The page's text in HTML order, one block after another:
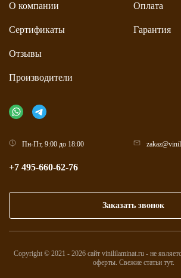
О компании
Сертификаты
Отзывы
Производители
Оплата
Гарантия
Пн-Пт, 9:00 до 18:00
+7 495-660-62-76
Заказать звонок
Copyright © 2021 - 2026 сайт vinililaminat.ru - не
оферты. Свежие статьи тут.